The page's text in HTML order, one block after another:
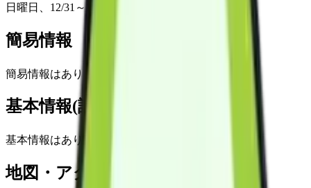
日曜日、12/31～1/3
簡易情報
簡易情報はありません
基本情報(詳細)
基本情報はありません
地図・アクセス